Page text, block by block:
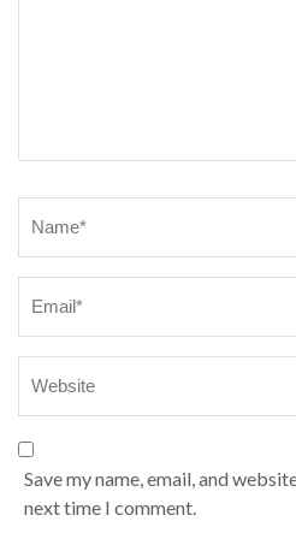
Save my name, email, and
next time I comment.